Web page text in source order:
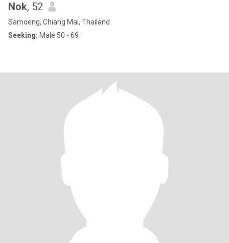
Nok, 52
Samoeng, Chiang Mai, Thailand
Seeking: Male 50 - 69